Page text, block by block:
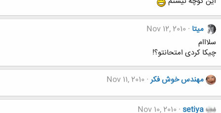
میتا Nov 12, 2010
سلااام
چیکا کردی امتحانتو؟!
مهندس خوش فکر Nov 11, 2010
setiya
Nov 10, 2010